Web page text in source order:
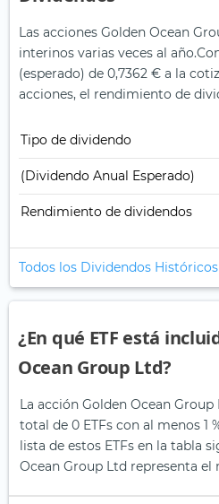
Las acciones Golden Ocean
interinos varias veces al año.
(esperado) de 0,7362 € a la
acciones, el rendimiento de
Tipo de dividendo
(Dividendo Anual Esperado)
Rendimiento de dividendos
Todos los Dividendos Históricos
¿En qué ETF está
Ocean Group Ltd?
La acción Golden Ocean
total de 0 ETFs con al menos 1
lista de estos ETFs en la tabla
Ocean Group Ltd representa el